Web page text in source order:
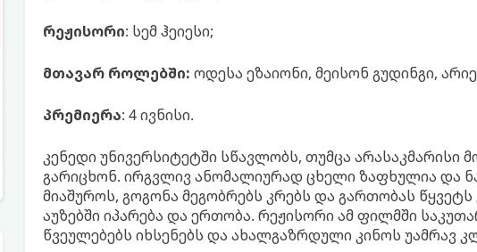
რეჟისორი: სემ ჰეიესი;
მთავარ როლებში: ოდესა ეზაიონი, მეისონ გუდინგი,
პრემიერა: 4 ივნისი.
კენედი უნივერსიტეტში სწავლობს, თუმცა არასაკმარისი
გარიცხონ. ირგვლივ ანომალიურად ცხელი ზაფხულია და
მიაშუროს, გოგონა მეგობრებს კრებს და გართობას
აუზებში იპარება და ერთობა. რეჟისორი ამ ფილმში
წვეულებებს იხსენებს და ახალგაზრდული კინოს უამრავ